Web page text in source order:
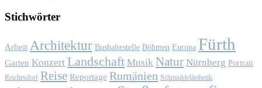
Stich­wör­ter
Arbeit Architektur Bushaltestelle Böhmen Europa Fürth
Garten Konzert Landschaft Musik Natur Nürnberg Portrait
Reichesdorf Reise Reportage Rumänien Schmuddelästhetik